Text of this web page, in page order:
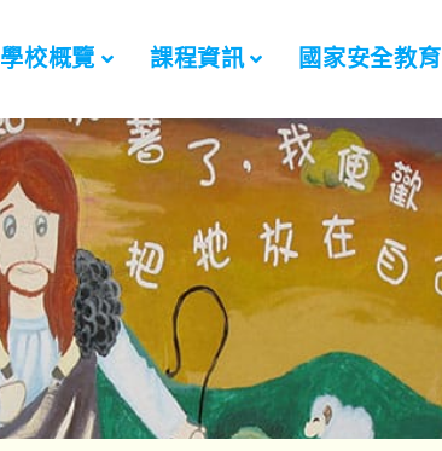
學校概覽 課程資訊 國家安全教育